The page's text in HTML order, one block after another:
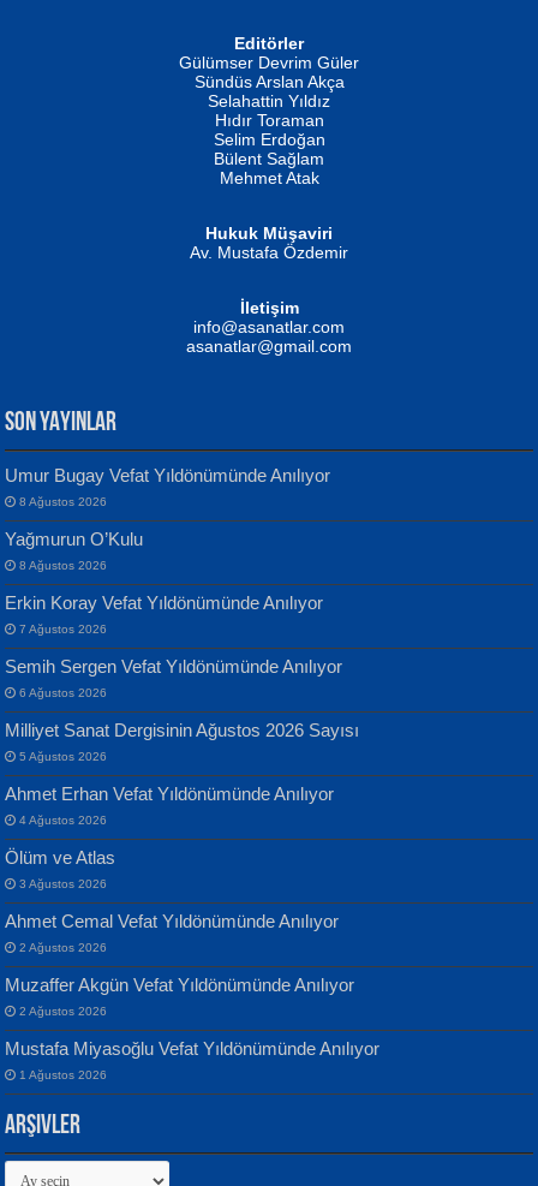
İSMAİL OKUTAN
Erkeklerin Kahrolması Ne Demektir
MUSTAFA KELOĞLU
Yarına İz Bırakmak...
ATİLLA ÖZEN
Sultan Olmadan Önce Eyüp...
EKREM KARABABA
Yaralı Şiir...
Evvel Zaman Tanrıçası...
Yılmaz Ekinci
Geceye Söylenen...
Banu Sancak
Defterimden İçeri...
İsmail Aydos
İnkisar...
Editörler
Gülümser Devrim Güler
Sündüs Arslan Akça
Selahattin Yıldız
Hıdır Toraman
Selim Erdoğan
Bülent Sağlam
Mehmet Atak
Hukuk Müşaviri
Av. Mustafa Özdemir
İletişim
info@asanatlar.com
asanatlar@gmail.com
SON YAYINLAR
Umur Bugay Vefat Yıldönümünde Anılıyor
8 Ağustos 2026
Yağmurun O’Kulu
8 Ağustos 2026
Erkin Koray Vefat Yıldönümünde Anılıyor
7 Ağustos 2026
Semih Sergen Vefat Yıldönümünde Anılıyor
6 Ağustos 2026
Milliyet Sanat Dergisinin Ağustos 2026 Sayısı
5 Ağustos 2026
Ahmet Erhan Vefat Yıldönümünde Anılıyor
4 Ağustos 2026
Ölüm ve Atlas
3 Ağustos 2026
Ahmet Cemal Vefat Yıldönümünde Anılıyor
2 Ağustos 2026
Muzaffer Akgün Vefat Yıldönümünde Anılıyor
2 Ağustos 2026
Mustafa Miyasoğlu Vefat Yıldönümünde Anılıyor
1 Ağustos 2026
Arşivler
Arşivler